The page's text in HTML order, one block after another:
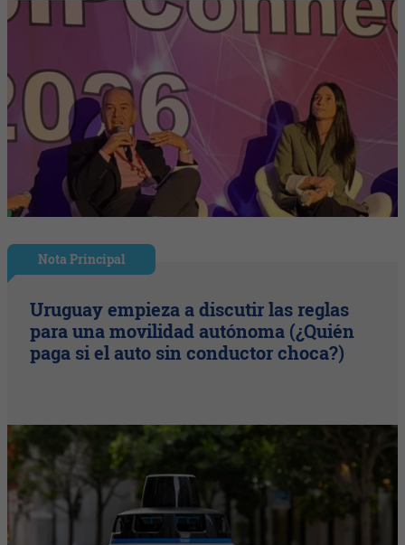
Nota Principal
Uruguay empieza a discutir las reglas
para una movilidad autónoma (¿Quién
paga si el auto sin conductor choca?)